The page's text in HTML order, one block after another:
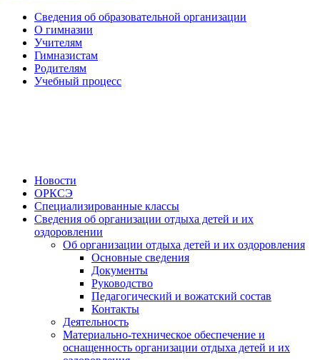
Сведения об образовательной организации
О гимназии
Учителям
Гимназистам
Родителям
Учебный процесс
Новости
ОРКСЭ
Специализированные классы
Сведения об организации отдыха детей и их
оздоровлении
Об организации отдыха детей и их оздоровления
Основные сведения
Документы
Руководство
Педагогический и вожатский состав
Контакты
Деятельность
Материально-техническое обеспечение и
оснащенность организации отдыха детей и их